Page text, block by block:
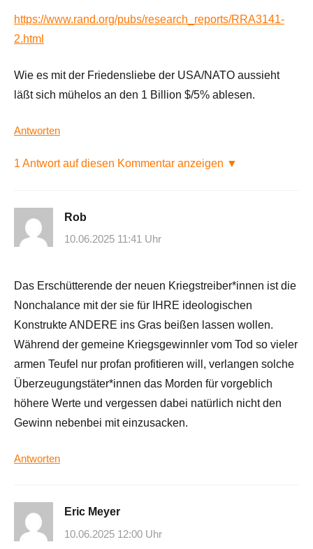
https://www.rand.org/pubs/research_reports/RRA3141-
2.html
Wie es mit der Friedensliebe der USA/NATO aussieht
läßt sich mühelos an den 1 Billion $/5% ablesen.
Antworten
1 Antwort auf diesen Kommentar anzeigen ▼
Rob
10.06.2025 11:41 Uhr
Das Erschütterende der neuen Kriegstreiber*innen ist die
Nonchalance mit der sie für IHRE ideologischen
Konstrukte ANDERE ins Gras beißen lassen wollen.
Während der gemeine Kriegsgewinnler vom Tod so vieler
armen Teufel nur profan profitieren will, verlangen solche
Überzeugungstäter*innen das Morden für vorgeblich
höhere Werte und vergessen dabei natürlich nicht den
Gewinn nebenbei mit einzusacken.
Antworten
Eric Meyer
10.06.2025 12:00 Uhr